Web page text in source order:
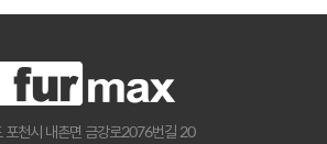
포천시 내촌면 금강로2076번길 20